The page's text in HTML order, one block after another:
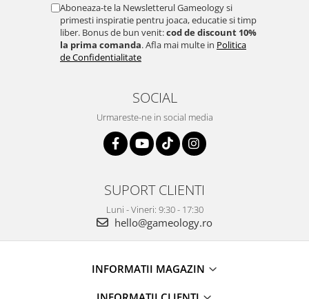
Aboneaza-te la Newsletterul Gameology si
primesti inspiratie pentru joaca, educatie si timp
liber. Bonus de bun venit:cod de discount 10%
la prima comanda. Afla mai multe in Politica
de Confidentialitate
SOCIAL
Urmareste-ne in social media
SUPORT CLIENTI
Luni - Vineri: 9:30 - 17:30
hello@gameology.ro
INFORMATII MAGAZIN